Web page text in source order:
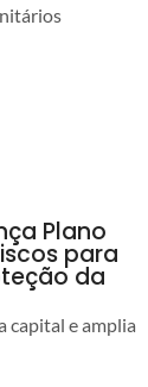
Plano
para
da
capital e amplia